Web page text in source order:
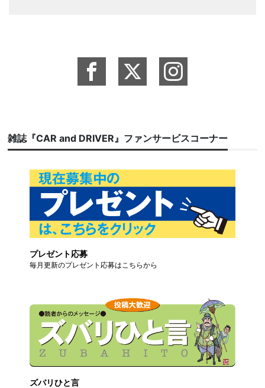
雑誌『CAR and DRIVER』ファンサービスコーナー
プレゼント応募
毎月更新のプレゼント応募はこちらから
ズバリひと言